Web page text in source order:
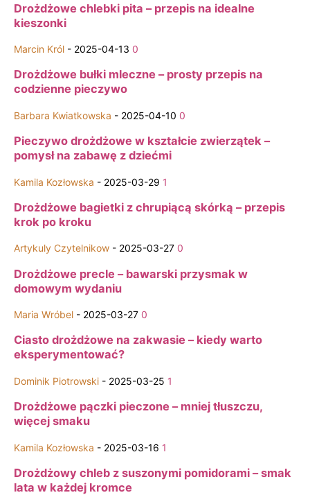
Drożdżowe chlebki pita – przepis na idealne
kieszonki
Marcin Król - 2025-04-13 0
Drożdżowe bułki mleczne – prosty przepis na
codzienne pieczywo
Barbara Kwiatkowska - 2025-04-10 0
Pieczywo drożdżowe w kształcie zwierzątek –
pomysł na zabawę z dziećmi
Kamila Kozłowska - 2025-03-29 1
Drożdżowe bagietki z chrupiącą skórką – przepis
krok po kroku
Artykuly Czytelnikow - 2025-03-27 0
Drożdżowe precle – bawarski przysmak w
domowym wydaniu
Maria Wróbel - 2025-03-27 0
Ciasto drożdżowe na zakwasie – kiedy warto
eksperymentować?
Dominik Piotrowski - 2025-03-25 1
Drożdżowe pączki pieczone – mniej tłuszczu,
więcej smaku
Kamila Kozłowska - 2025-03-16 1
Drożdżowy chleb z suszonymi pomidorami – smak
lata w każdej kromce